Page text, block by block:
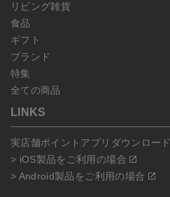
リビング雑貨
食品
ギフト
ブランド
特集
全ての商品
LINKS
実店舗ポイントアプリダウンロード
> iOS製品をご利用の場合
> Android製品をご利用の場合